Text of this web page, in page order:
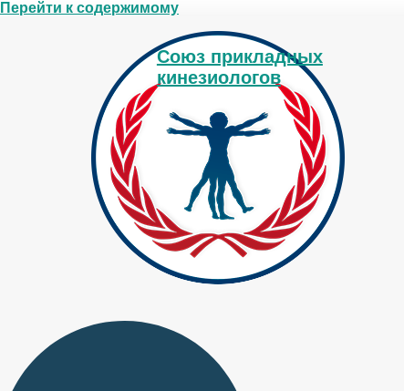
Перейти к содержимому
Союз прикладных
кинезиологов